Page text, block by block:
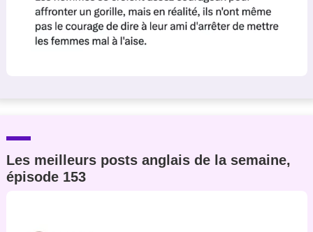
Les meilleurs posts anglais de la semaine,
épisode 153